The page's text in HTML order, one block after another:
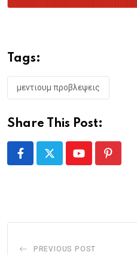
Tags:
μεντιουμ προβλεψεις
Share This Post:
Youtube
PREVIOUS POST